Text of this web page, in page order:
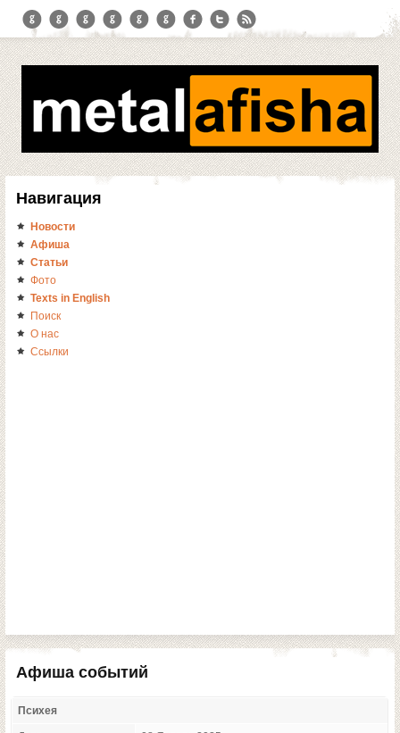
Навигация
Новости
Афиша
Статьи
Фото
Texts in English
Поиск
О нас
Ссылки
Афиша событий
Психея